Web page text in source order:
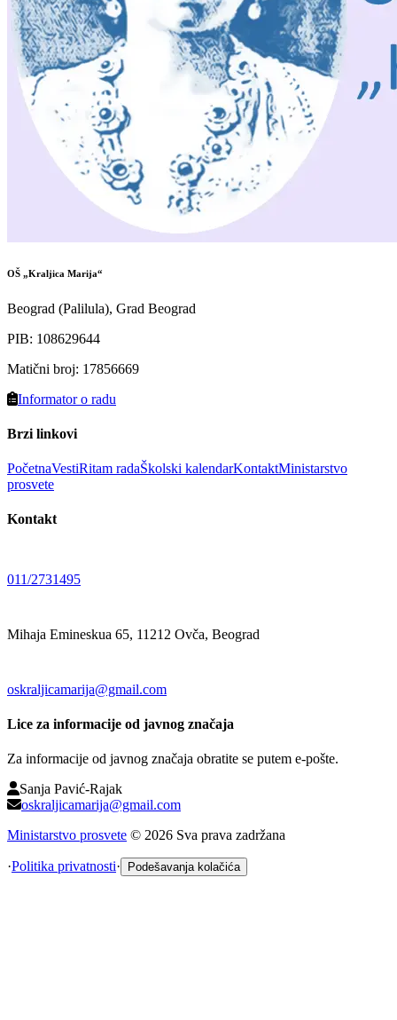
OŠ „Kraljica Marija“
Beograd (Palilula), Grad Beograd
PIB: 108629644
Matični broj: 17856669
Informator o radu
Brzi linkovi
PočetnaVestiRitam radaŠkolski kalendarKontaktMinistarstvo
prosvete
Kontakt
011/2731495
Mihaja Emineskua 65, 11212 Ovča, Beograd
oskraljicamarija@gmail.com
Lice za informacije od javnog značaja
Za informacije od javnog značaja obratite se putem e-pošte.
Sanja Pavić-Rajak
oskraljicamarija@gmail.com
Ministarstvo prosvete © 2026 Sva prava zadržana
·Politika privatnosti· Podešavanja kolačića